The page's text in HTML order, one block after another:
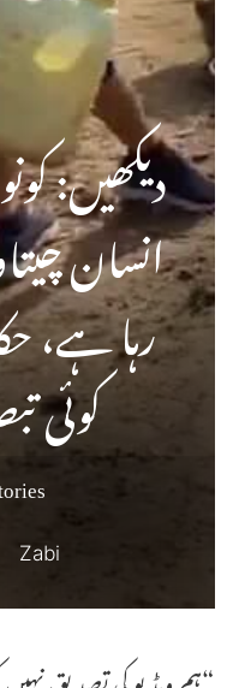
دیکھیں:
انسان
رہا ہے،
کوئی
Zabi